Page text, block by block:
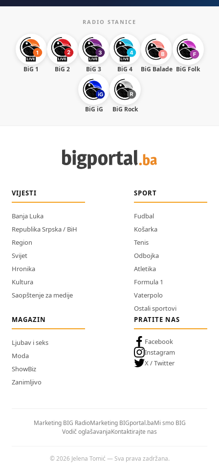
RADIO STANICE
BiG 1 BiG 2 BiG 3 BiG 4 BiG Balade BiG Folk
BiG iG BiG Rock
VIJESTI
Banja Luka
Republika Srpska / BiH
Region
Svijet
Hronika
Kultura
Saopštenje za medije
SPORT
Fudbal
Košarka
Tenis
Odbojka
Atletika
Formula 1
Vaterpolo
Ostali sportovi
MAGAZIN
Ljubav i seks
Moda
ShowBiz
Zanimljivo
PRATITE NAS
Facebook
Instagram
X / Twitter
Marketing BIG RadioMarketing BIGportal.baMi smo BIG
Vodič oglašavanjaKontaktirajte nas
© 2026 Jelena Tomić — Sva prava zadržana.